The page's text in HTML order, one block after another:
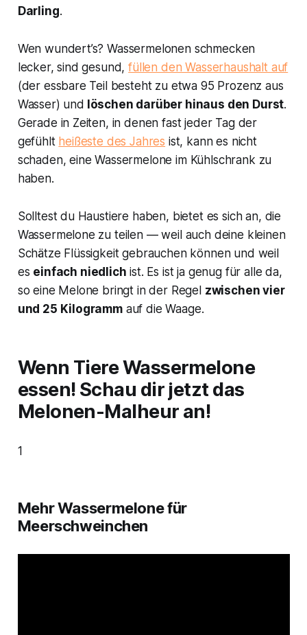
Darling.
Wen wundert’s? Wassermelonen schmecken
lecker, sind gesund,füllen den Wasserhaushalt auf
(der essbare Teil besteht zu etwa 95 Prozenz aus
Wasser) und
löschen darüber hinaus den Durst.
Gerade in Zeiten, in denen fast jeder Tag der
gefühlt heißeste des Jahres ist, kann es nicht
schaden, eine Wassermelone im Kühlschrank zu
haben.
Solltest du Haustiere haben, bietet es sich an, die
Wassermelone zu teilen — weil auch deine kleinen
Schätze Flüssigkeit gebrauchen können und weil
es einfach niedlich ist. Es ist ja genug für alle da,
so eine Melone bringt in der Regel zwischen vier
und 25 Kilogrammauf die Waage.
Wenn Tiere Wassermelone
essen! Schau dir jetzt das
Melonen-Malheur an!
1
Mehr Wassermelone für
Meerschweinchen